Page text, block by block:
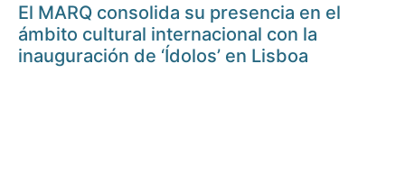
El MARQ consolida su presencia en el
ámbito cultural internacional con la
inauguración de ‘Ídolos’ en Lisboa